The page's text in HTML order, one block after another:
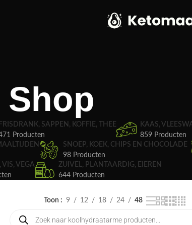
Shop
FRISDRANK, SAPPEN, KOFFIE, THEE
Producten
KAAS,
859 Producten
SNOEP, KOEK, CHIPS EN CHOCOLADE
98 Producten
VIS, VEGA
ZUIVEL, PLANTAARDIG, EIEREN
644 Producten
Toon 9 12 18 24 48